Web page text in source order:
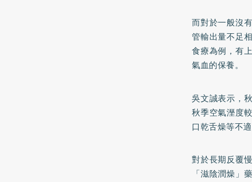
而對於一般沒
管輸出量不足
食療為例，有
氣血的保養。
吳文誠表示，
秋季空氣溼度
口乾舌燥等不適
對於長期反覆
「滋陰潤燥」